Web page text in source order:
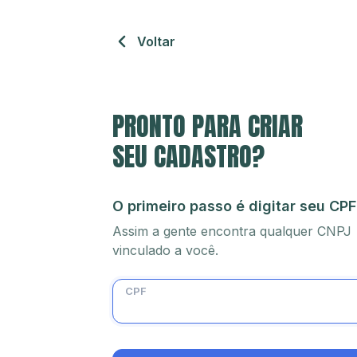
Voltar
PRONTO PARA CRIAR
SEU CADASTRO?
O primeiro passo é digitar seu CPF
Assim a gente encontra qualquer CNPJ
vinculado a você.
CPF